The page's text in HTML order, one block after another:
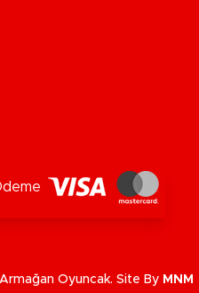
Oyuncak. Site By MNM